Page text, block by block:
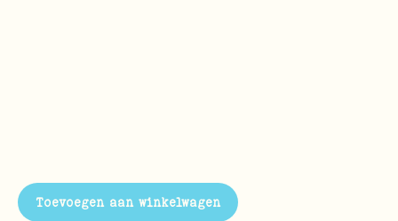
Toevoegen aan winkelwagen